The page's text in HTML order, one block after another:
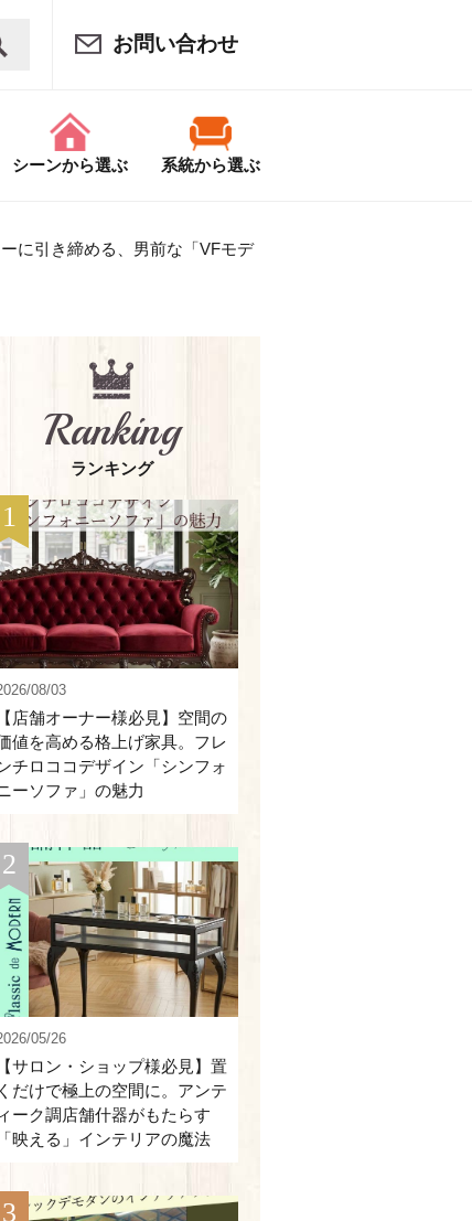
お問い合わせ
シーンから選ぶ 系統から選ぶ
に引き締める、男前な「VFモデ
Ranking
ランキング
08/03
【店舗オーナー様必見】空間の
値を高める格上げ家具。フレ
チロココデザイン「シンフォ
ーソファ」の魅力
05/26
【サロン・ショップ様必見】置
くだけで極上の空間に。アンテ
ィーク調店舗什器がもたらす
「映える」インテリアの魔法